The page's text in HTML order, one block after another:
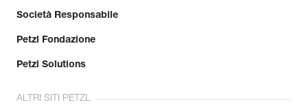
Società Responsabile
Petzl Fondazione
Petzl Solutions
ALTRI SITI PETZL